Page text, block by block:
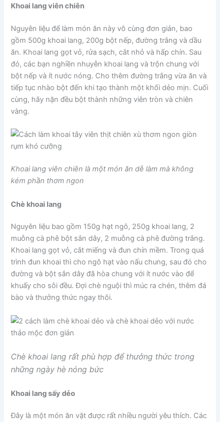
Khoai lang viên chiên
Nguyên liệu để làm món ăn này vô cùng đơn giản, bao
gồm 500g khoai lang, 200g bột nếp, đường trắng và dầu
ăn. Khoai lang gọt vỏ, rửa sạch, cắt nhỏ và hấp chín. Sau
đó, các bạn nghiền nhuyễn khoai lang và trộn chung với
bột nếp và ít nước nóng. Cho thêm đường trắng vừa ăn và
tiếp tục nhào bột đến khi tạo thành một khối dẻo mịn. Cuối
cùng, hãy nặn đều bột thành những viên tròn và chiên
vàng.
Khoai lang viên chiên là một món ăn dễ làm mà không
kém phần thơm ngon
Chè khoai lang
Nguyên liệu bao gồm 150g hạt ngô, 250g khoai lang, 2
muỗng cà phê bột sắn dây, 2 muỗng cà phê đường trắng.
Khoai lang gọt vỏ, cắt miếng và đun chín mềm. Trong quá
trình đun khoai thì cho ngô hạt vào nấu chung, sau đó cho
đường và bột sắn dây đã hòa chung với ít nước vào để
khuấy cho sôi đều. Đợi chè nguội thì múc ra chén, thêm đá
bào và thưởng thức ngay thôi.
Chè khoai lang rất phù hợp để thưởng thức trong
những ngày hè nóng bức
Khoai lang sấy dẻo
Đây là một món ăn vặt được rất nhiều người yêu thích. Các